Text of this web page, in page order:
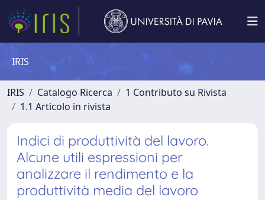
IRIS
IRIS Catalogo Ricerca
1 Contributo su Rivista
1.1 Articolo in rivista
Indici di produttività del lavoro.
Alcune utili espressioni per
analizzare il rendimento e la
produttività media del lavoro